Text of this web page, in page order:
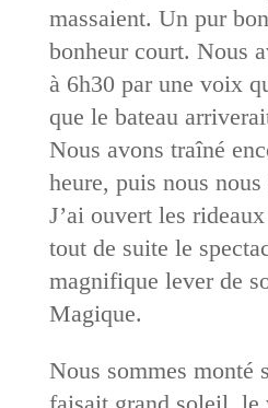
massaient. Un pur
bonheur court. Nous
à 6h30 par une voix
que le bateau
Nous avons traîné
heure, puis nous
J’ai ouvert les
tout de suite le
magnifique lever de
Magique.
Nous sommes monté